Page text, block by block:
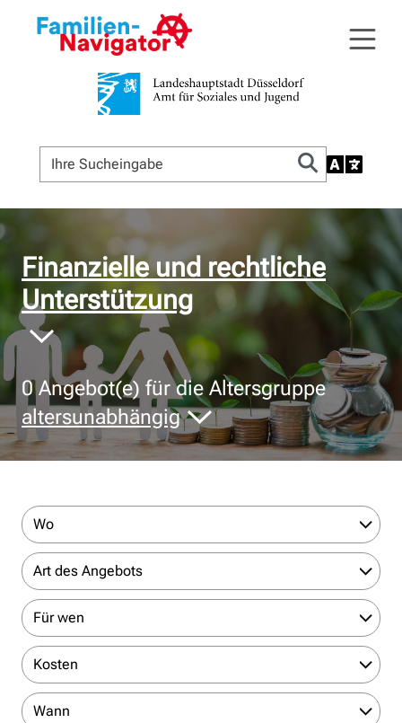
© Bildnachweis
Finanzielle und rechtliche
Unterstützung
0Angebot(e) für die Altersgruppe
altersunabhängig
Wo
Art des Angebots
Für wen
Kosten
Wann